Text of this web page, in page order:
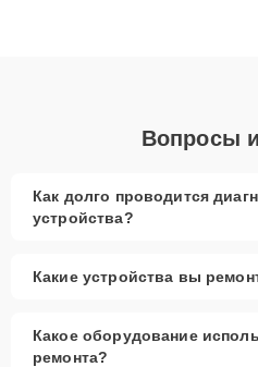
Вопросы
Как долго проводится
устройства?
Какие устройства вы
Какое оборудование
ремонта?